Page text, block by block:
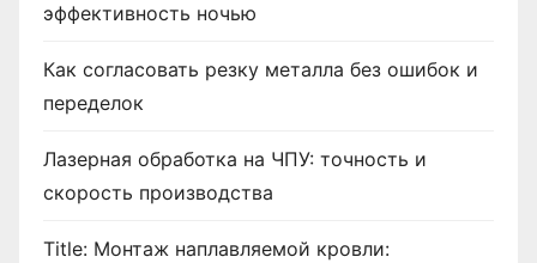
эффективность ночью
Как согласовать резку металла без ошибок и
переделок
Лазерная обработка на ЧПУ: точность и
скорость производства
Title: Монтаж наплавляемой кровли: